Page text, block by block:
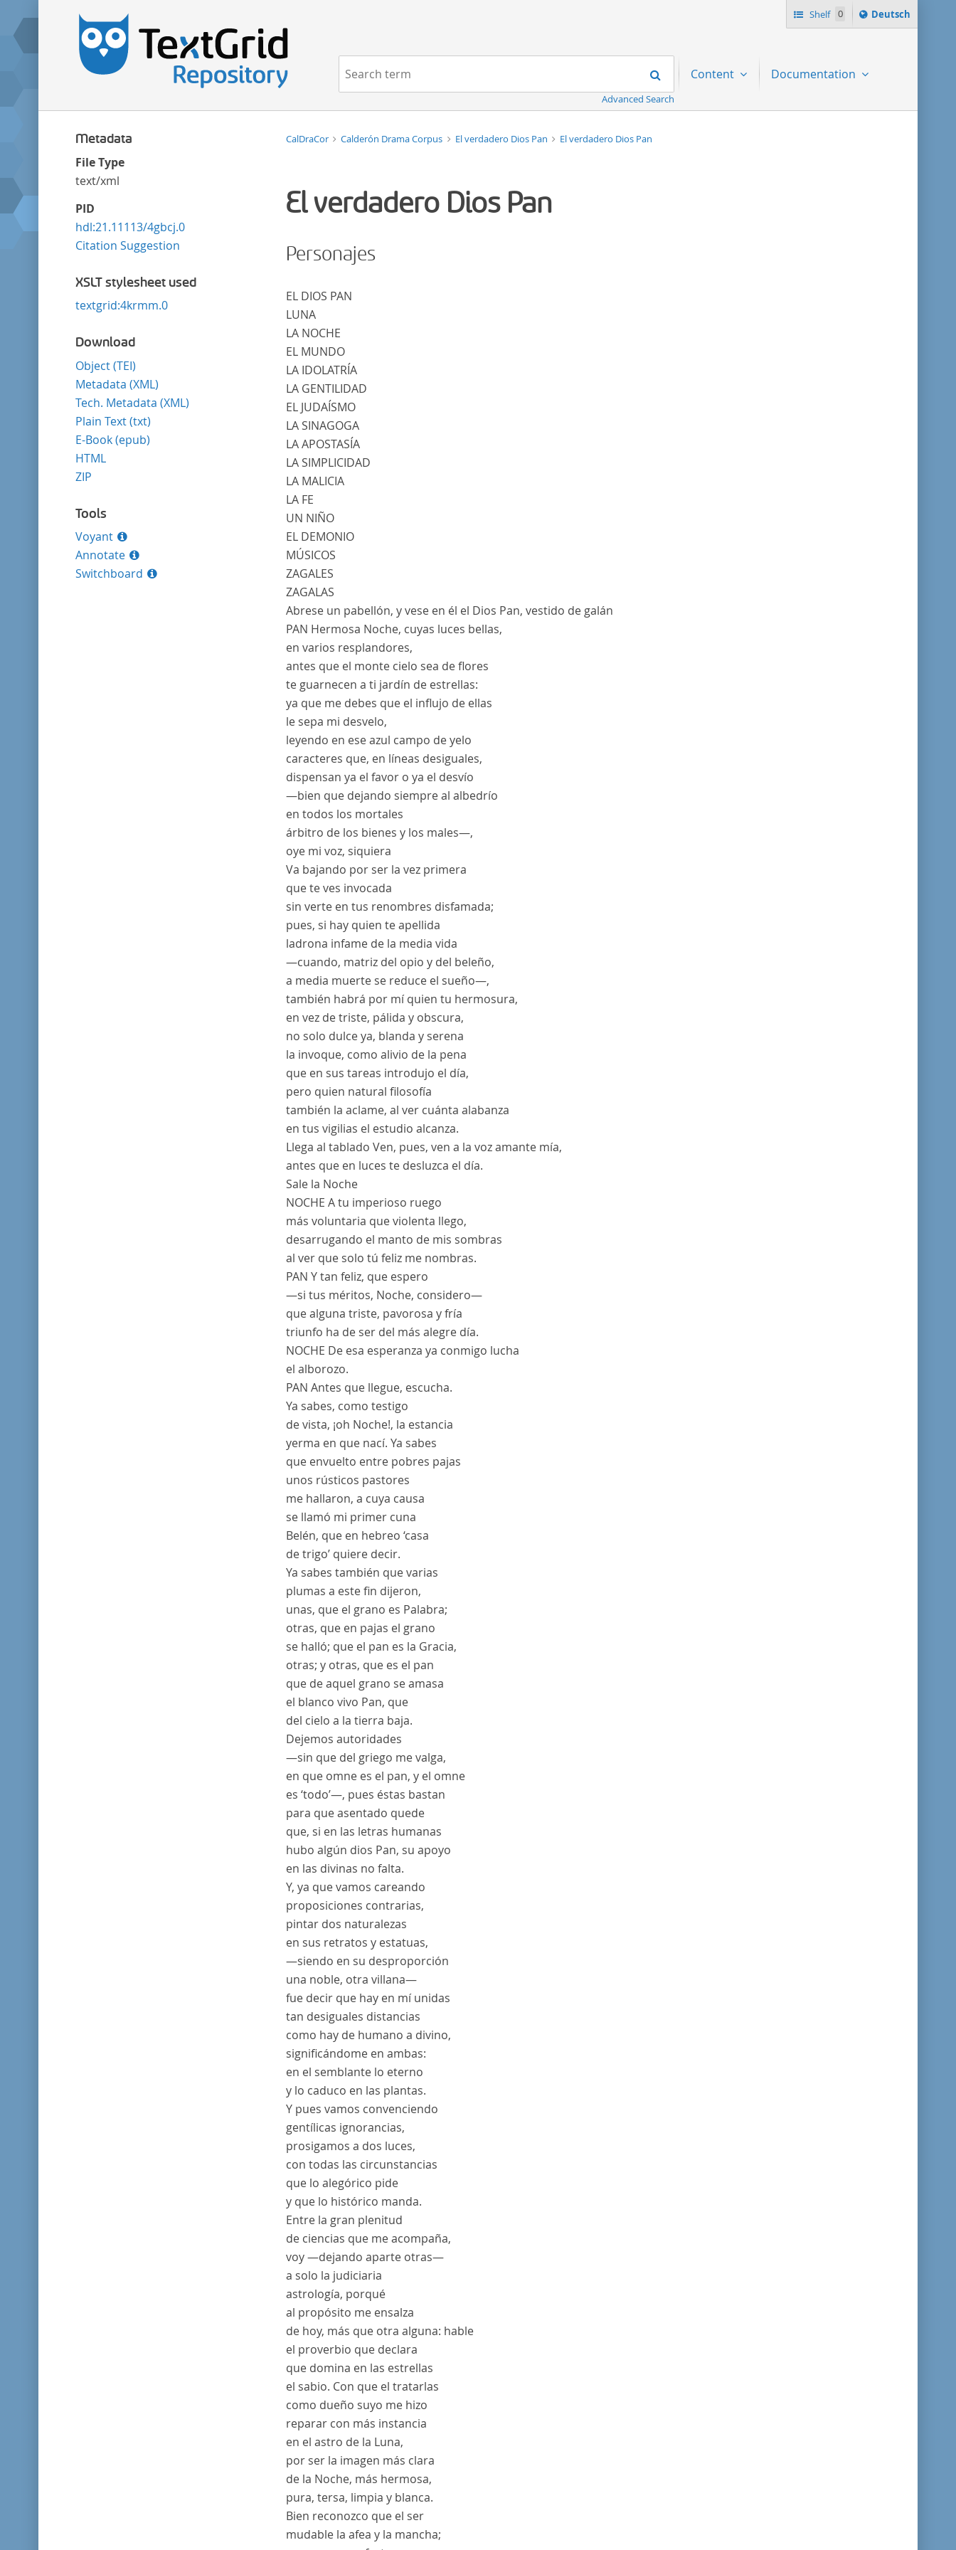
Shelf 0
Sprache
ï¿½ndern
Deutsch
Navigation Search
Advanced Search
Content Documentation
Metadata
File Type
text/xml
PID
hdl:21.11113/4gbcj.0
Citation Suggestion
XSLT stylesheet used
textgrid:4krmm.0
Download
Object (TEI)
Metadata (XML)
Tech. Metadata (XML)
Plain Text (txt)
E-Book (epub)
HTML
ZIP
Tools
Voyant
Annotate
Switchboard
CalDraCor Calderón Drama Corpus El verdadero Dios Pan El verdadero Dios Pan
El verdadero Dios Pan
Personajes
EL DIOS PAN
LUNA
LA NOCHE
EL MUNDO
LA IDOLATRÍA
LA GENTILIDAD
EL JUDAÍSMO
LA SINAGOGA
LA APOSTASÍA
LA SIMPLICIDAD
LA MALICIA
LA FE
UN NIÑO
EL DEMONIO
MÚSICOS
ZAGALES
ZAGALAS
Abrese un pabellón, y vese en él el Dios Pan, vestido de galán
PAN Hermosa Noche, cuyas luces bellas,
en varios resplandores,
antes que el monte cielo sea de flores
te guarnecen a ti jardín de estrellas:
ya que me debes que el influjo de ellas
le sepa mi desvelo,
leyendo en ese azul campo de yelo
caracteres que, en líneas desiguales,
dispensan ya el favor o ya el desvío
—bien que dejando siempre al albedrío
en todos los mortales
árbitro de los bienes y los males—,
oye mi voz, siquiera
Va bajando por ser la vez primera
que te ves invocada
sin verte en tus renombres disfamada;
pues, si hay quien te apellida
ladrona infame de la media vida
—cuando, matriz del opio y del beleño,
a media muerte se reduce el sueño—,
también habrá por mí quien tu hermosura,
en vez de triste, pálida y obscura,
no solo dulce ya, blanda y serena
la invoque, como alivio de la pena
que en sus tareas introdujo el día,
pero quien natural filosofía
también la aclame, al ver cuánta alabanza
en tus vigilias el estudio alcanza.
Llega al tablado Ven, pues, ven a la voz amante mía,
antes que en luces te desluzca el día.
Sale la Noche
NOCHE A tu imperioso ruego
más voluntaria que violenta llego,
desarrugando el manto de mis sombras
al ver que solo tú feliz me nombras.
PAN Y tan feliz, que espero
—si tus méritos, Noche, considero—
que alguna triste, pavorosa y fría
triunfo ha de ser del más alegre día.
NOCHE De esa esperanza ya conmigo lucha
el alborozo.
PAN Antes que llegue, escucha.
Ya sabes, como testigo
de vista, ¡oh Noche!, la estancia
yerma en que nací. Ya sabes
que envuelto entre pobres pajas
unos rústicos pastores
me hallaron, a cuya causa
se llamó mi primer cuna
Belén, que en hebreo ‘casa
de trigo’ quiere decir.
Ya sabes también que varias
plumas a este fin dijeron,
unas, que el grano es Palabra;
otras, que en pajas el grano
se halló; que el pan es la Gracia,
otras; y otras, que es el pan
que de aquel grano se amasa
el blanco vivo Pan, que
del cielo a la tierra baja.
Dejemos autoridades
—sin que del griego me valga,
en que omne es el pan, y el omne
es ‘todo’—, pues éstas bastan
para que asentado quede
que, si en las letras humanas
hubo algún dios Pan, su apoyo
en las divinas no falta.
Y, ya que vamos careando
proposiciones contrarias,
pintar dos naturalezas
en sus retratos y estatuas,
—siendo en su desproporción
una noble, otra villana—
fue decir que hay en mí unidas
tan desiguales distancias
como hay de humano a divino,
significándome en ambas:
en el semblante lo eterno
y lo caduco en las plantas.
Y pues vamos convenciendo
gentílicas ignorancias,
prosigamos a dos luces,
con todas las circunstancias
que lo alegórico pide
y que lo histórico manda.
Entre la gran plenitud
de ciencias que me acompaña,
voy —dejando aparte otras—
a solo la judiciaria
astrología, porqué
al propósito me ensalza
de hoy, más que otra alguna: hable
el proverbio que declara
que domina en las estrellas
el sabio. Con que el tratarlas
como dueño suyo me hizo
reparar con más instancia
en el astro de la Luna,
por ser la imagen más clara
de la Noche, más hermosa,
pura, tersa, limpia y blanca.
Bien reconozco que el ser
mudable la afea y la mancha;